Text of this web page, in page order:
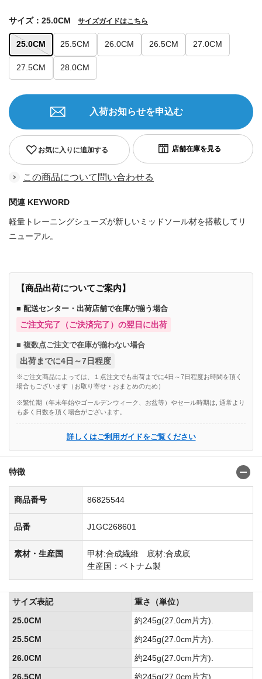
25.0CM 25.5CM 26.0CM 26.5CM 27.0CM
27.5CM 28.0CM
サイズ：25.0CM サイズガイドはこちら
お気に入りに追加する
入荷お知らせを申込む
この商品について問い合わせる
関連 KEYWORD
軽量トレーニングシューズが新しいミッドソール材を搭載してリ
ニューアル。
【商品出荷についてご案内】
■ 配送センター・出荷店舗で在庫が揃う場合
ご注文完了（ご決済完了）の翌日に出荷
■ 複数点ご注文で在庫が揃わない場合
出荷までに4日～7日程度
※ご注文商品によっては、１点注文でも出荷までに4日～7日程度お時間を頂く
場合もございます（お取り寄せ・おまとめのため）
※繁忙期（年末年始やゴールデンウィーク、お盆等）やセール時期は, 通常より
も多く日数を頂く場合がございます。
詳しくはご利用ガイドをご覧ください
特徴
商品番号 86825544
品番 J1GC268601
素材・生産国
甲材:合成繊維 底材:合成底
生産国：ベトナム製
サイズ表記
重さ（単位）
25.0CM
約245g(27.0cm片方).
25.5CM
約245g(27.0cm片方).
26.0CM
約245g(27.0cm片方).
26.5CM
約245g(27.0cm片方).